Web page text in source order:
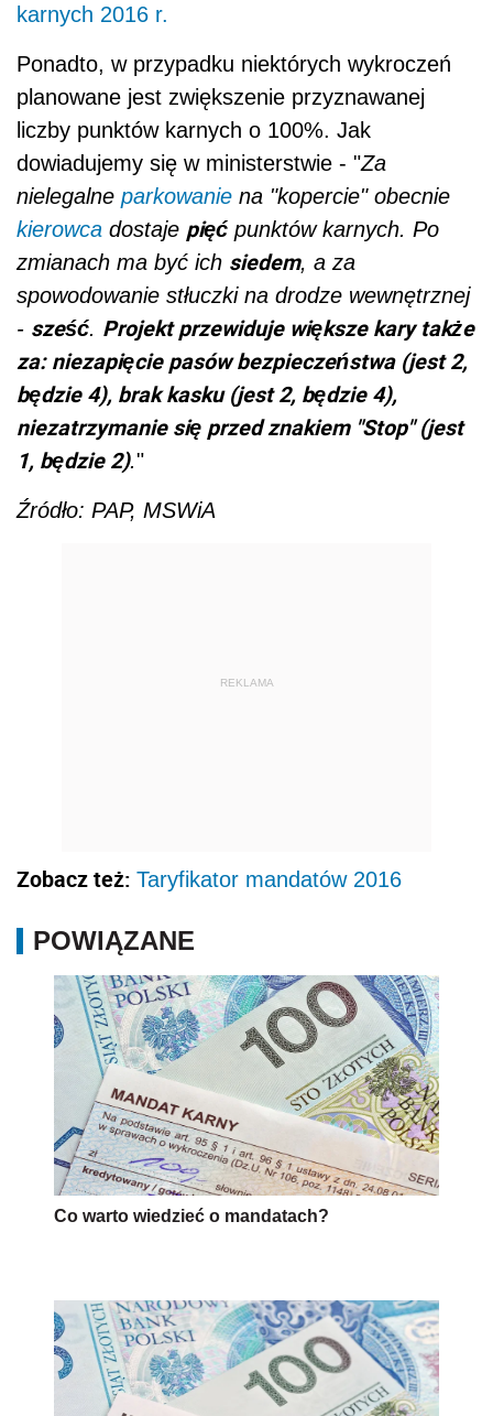
karnych 2016 r.
Ponadto, w przypadku niektórych wykroczeń
planowane jest zwiększenie przyznawanej
liczby punktów karnych o 100%. Jak
dowiadujemy się w ministerstwie - "Za
nielegalne parkowanie na "kopercie" obecnie
kierowca dostaje pięć punktów karnych. Po
zmianach ma być ich siedem, a za
spowodowanie stłuczki na drodze wewnętrznej
- sześć. Projekt przewiduje większe kary także
za: niezapięcie pasów bezpieczeństwa (jest 2,
będzie 4), brak kasku (jest 2, będzie 4),
niezatrzymanie się przed znakiem "Stop" (jest
1, będzie 2)."
Źródło: PAP, MSWiA
REKLAMA
Zobacz też: Taryfikator mandatów 2016
POWIĄZANE
Co warto wiedzieć o mandatach?